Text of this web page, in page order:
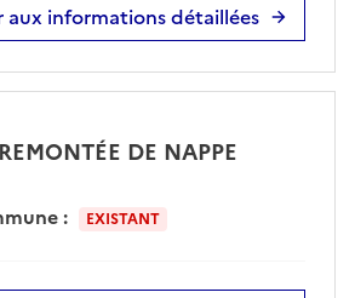
aux informations détaillées
REMONTÉE DE NAPPE
: EXISTANT